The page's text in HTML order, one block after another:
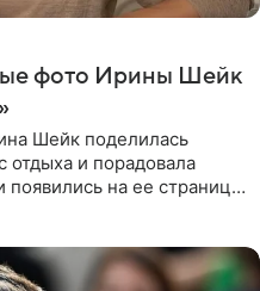
фото Ирины Шейк
Шейк поделилась
и порадовала
на ее странице